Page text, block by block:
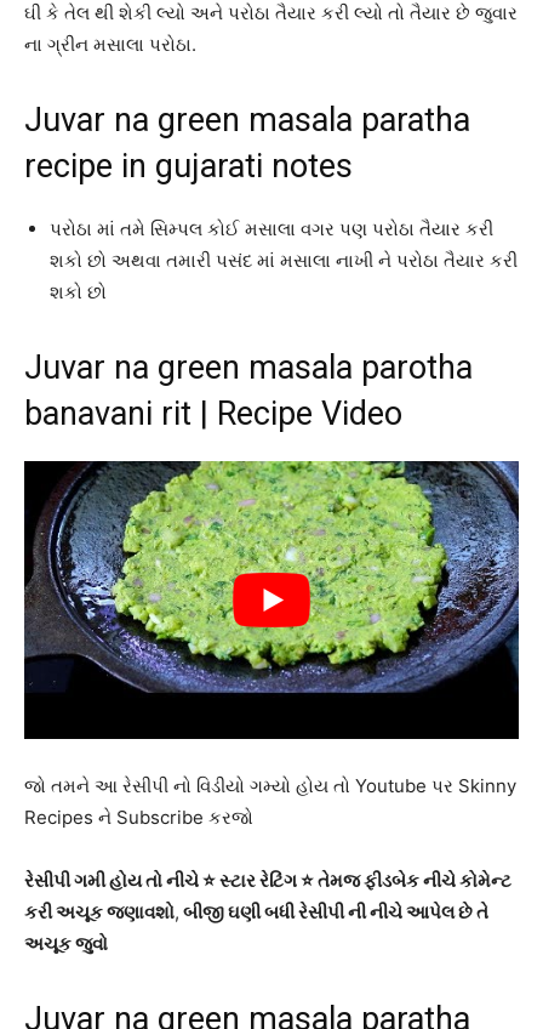
ઘી કે તેલ થી શેકી લ્યો અને પરોઠા તૈયાર કરી લ્યો તો તૈયાર છે જુવાર
ના ગ્રીન મસાલા પરોઠા.
Juvar na green masala paratha
recipe in gujarati notes
પરોઠા માં તમે સિમ્પલ કોઈ મસાલા વગર પણ પરોઠા તૈયાર કરી
શકો છો અથવા તમારી પસંદ માં મસાલા નાખી ને પરોઠા તૈયાર કરી
શકો છો
Juvar na green masala parotha
banavani rit | Recipe Video
જો તમને આ રેસીપી નો વિડીયો ગમ્યો હોય તો Youtube પર Skinny
Recipes ને Subscribe કરજો
રેસીપી ગમી હોય તો નીચે ⭐ સ્ટાર રેટિંગ ⭐ તેમજ ફીડબેક નીચે કોમેન્ટ
કરી અચૂક જણાવશો, બીજી ઘણી બધી રેસીપી ની નીચે આપેલ છે તે
અચૂક જુવો
Juvar na green masala paratha